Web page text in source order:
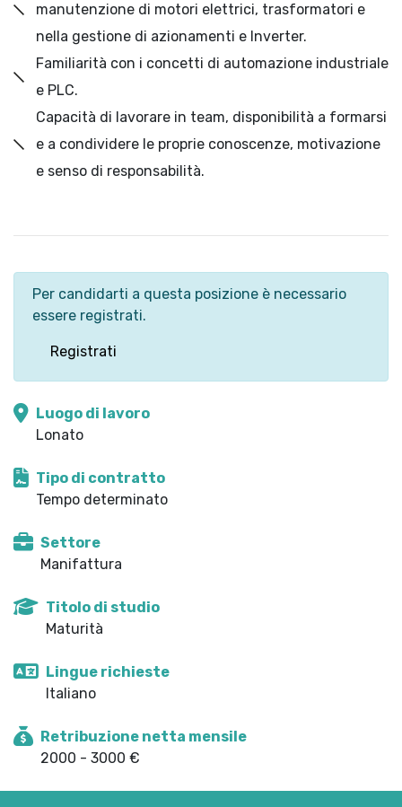
manutenzione di motori elettrici, trasformatori e
nella gestione di azionamenti e Inverter.
Familiarità con i concetti di automazione industriale
e PLC.
Capacità di lavorare in team, disponibilità a formarsi
e a condividere le proprie conoscenze, motivazione
e senso di responsabilità.
Per candidarti a questa posizione è necessario
essere registrati.
Registrati
Luogo di lavoro
Lonato
Tipo di contratto
Tempo determinato
Settore
Manifattura
Titolo di studio
Maturità
Lingue richieste
Italiano
Retribuzione netta mensile
2000 - 3000 €